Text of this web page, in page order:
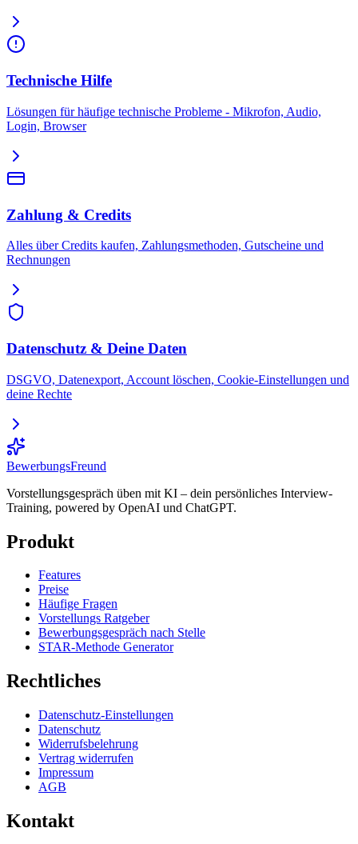
Technische Hilfe
Lösungen für häufige technische Probleme - Mikrofon, Audio,
Login, Browser
Zahlung & Credits
Alles über Credits kaufen, Zahlungsmethoden, Gutscheine und
Rechnungen
Datenschutz & Deine Daten
DSGVO, Datenexport, Account löschen, Cookie-Einstellungen und
deine Rechte
BewerbungsFreund
Vorstellungsgespräch üben mit KI – dein persönliches Interview-
Training, powered by OpenAI und ChatGPT.
Produkt
Features
Preise
Häufige Fragen
Vorstellungs Ratgeber
Bewerbungsgespräch nach Stelle
STAR-Methode Generator
Rechtliches
Datenschutz-Einstellungen
Datenschutz
Widerrufsbelehrung
Vertrag widerrufen
Impressum
AGB
Kontakt